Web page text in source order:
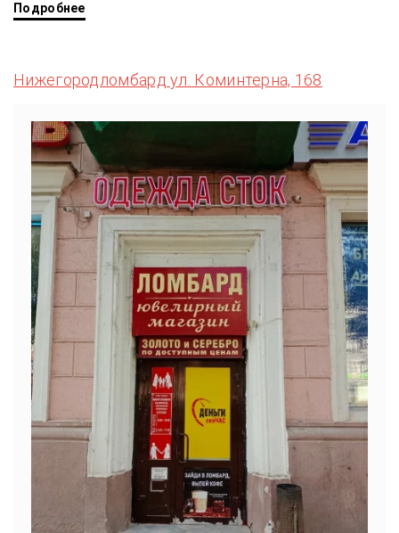
Подробнее
Нижегородломбард ул. Коминтерна, 168